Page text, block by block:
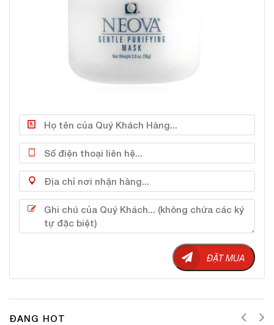
Làm dịu da, giảm kích ứng, giảm mẫn đỏ da.
Phục hồi và tăng cường độ ẩm làm mịn da, giữ da
luôn mềm mại, mịn màng.
Phục hồi cấu trúc tế bào da, cải thiện giảm quá trình
Đem lại làn da tươi sáng, rạng rỡ tự nhiên.
#Hướng dẫn sử dụng
Thoa đều mặt nạ dưỡng ẩm Neova lên da mặt đã
rửa sạch và để khô. Để sản phẩm trên da từ 1020
ĐẶT MUA
ĐANG HOT